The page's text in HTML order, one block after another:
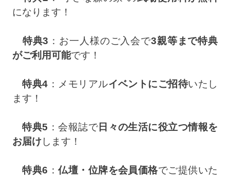
になります！
特典3 ：お一人様のご入会で3親等まで特典
がご利用可能です！
特典4 ：メモリアルイベントにご招待いたし
ます！
特典5 ：会報誌で 日々の生活に役立つ情報を
お届けします！
特典6 ：仏壇・位牌を会員価格でご提供いた